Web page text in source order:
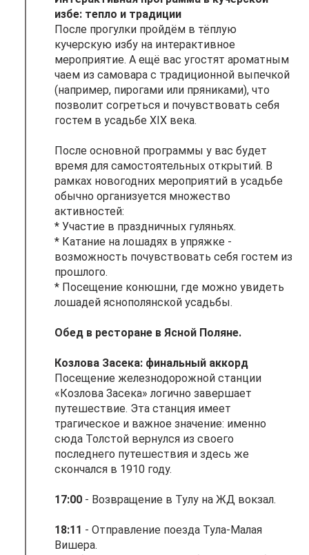
избе: тепло и традиции
После прогулки пройдём в тёплую
кучерскую избу на интерактивное
мероприятие. А ещё вас угостят ароматным
чаем из самовара с традиционной выпечкой
(например, пирогами или пряниками), что
позволит согреться и почувствовать себя
гостем в усадьбе XIX века.
После основной программы у вас будет
время для самостоятельных открытий. В
рамках новогодних мероприятий в усадьбе
обычно организуется множество
активностей:
* Участие в праздничных гуляньях.
* Катание на лошадях в упряжке -
возможность почувствовать себя гостем из
прошлого.
* Посещение конюшни, где можно увидеть
лошадей яснополянской усадьбы.
Обед в ресторане в Ясной Поляне.
Козлова Засека: финальный аккорд
Посещение железнодорожной станции
«Козлова Засека» логично завершает
путешествие. Эта станция имеет
трагическое и важное значение: именно
сюда Толстой вернулся из своего
последнего путешествия и здесь же
скончался в 1910 году.
17:00 - Возвращение в Тулу на ЖД вокзал.
18:11 - Отправление поезда Тула-Малая
Вишера.